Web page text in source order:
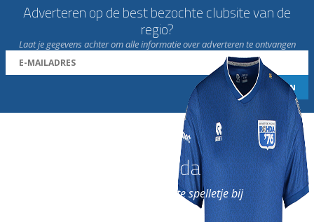
Adverteren op de best bezochte clubsite van de
regio?
Laat je gegevens achter om alle informatie over adverteren te ontvangen
Word nu lid van Rohda
en geniet iedere week van het leukste spelletje bij